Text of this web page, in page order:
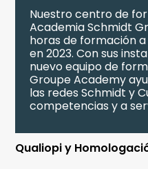
Nuestro centro de
Academia Schmidt
horas de formación
en 2023. Con sus
nuevo equipo de
Groupe Academy
las redes Schmidt y
competencias y a
Qualiopi y